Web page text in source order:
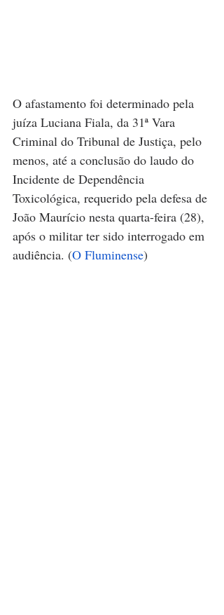
O afastamento foi determinado pela
juíza Luciana Fiala, da 31ª Vara
Criminal do Tribunal de Justiça, pelo
menos, até a conclusão do laudo do
Incidente de Dependência
Toxicológica, requerido pela defesa de
João Maurício nesta quarta-feira (28),
após o militar ter sido interrogado em
audiência. (O Fluminense)